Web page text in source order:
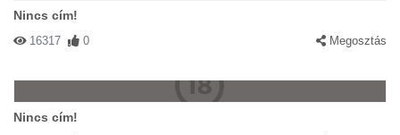
Nincs cím!
16317 0 Megosztás
Nincs cím!